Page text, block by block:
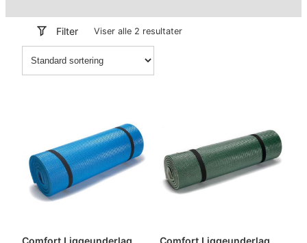
Filter Viser alle 2 resultater
Comfort Liggeunderlag Comfort Liggeunderlag